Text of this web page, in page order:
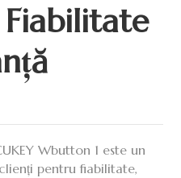
Wbutton 1 este un
pentru fiabilitate,